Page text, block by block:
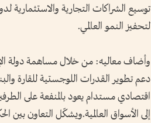
توسيع الشراكات التجارية والاستثمارية
لتحفيز النمو العالمي.
وأضاف معاليه: من خلال مساهمة دولة
دعم تطوير القدرات اللوجستية للقارة
اقتصادي مستدام يعود بالمنفعة على
إلى الأسواق العالمية.ويشكّل التعاون